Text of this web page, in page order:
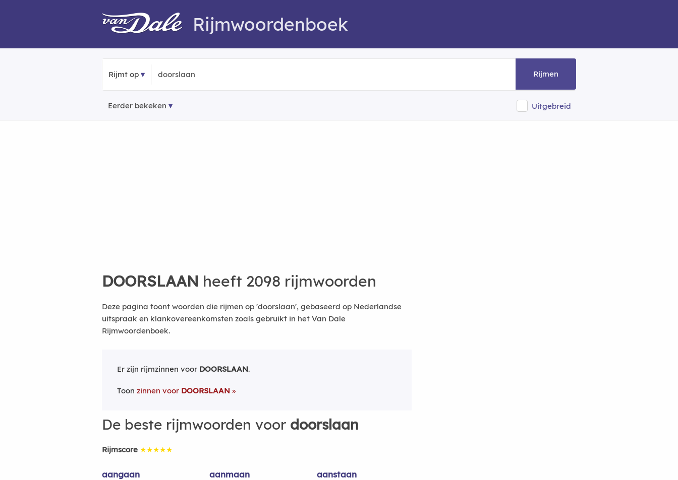
Rijmwoordenboek
Rijmt op Rijmen
Eerder bekeken Uitgebreid
DOORSLAAN heeft 2098 rijmwoorden
Deze pagina toont woorden die rijmen op 'doorslaan', gebaseerd op Nederlandse
uitspraak en klankovereenkomsten zoals gebruikt in het Van Dale
Rijmwoordenboek.
Er zijn rijmzinnen voor DOORSLAAN.
Toon zinnen voor DOORSLAAN
De beste rijmwoorden voor doorslaan
Rijmscore ★★★★★
aangaan aanmaan
aanstaan